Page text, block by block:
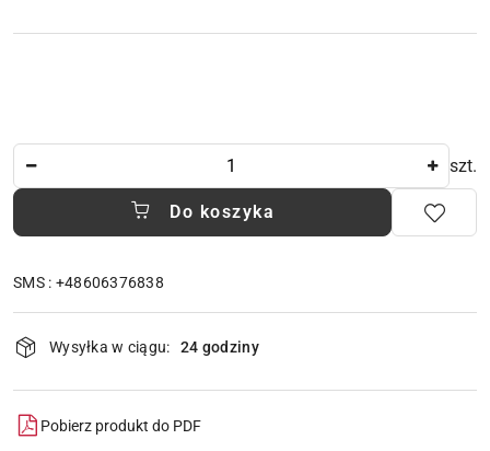
szt.
Do koszyka
SMS : +48606376838
i
dostawa
Wysyłka w ciągu: 24 godziny
Pobierz produkt do PDF